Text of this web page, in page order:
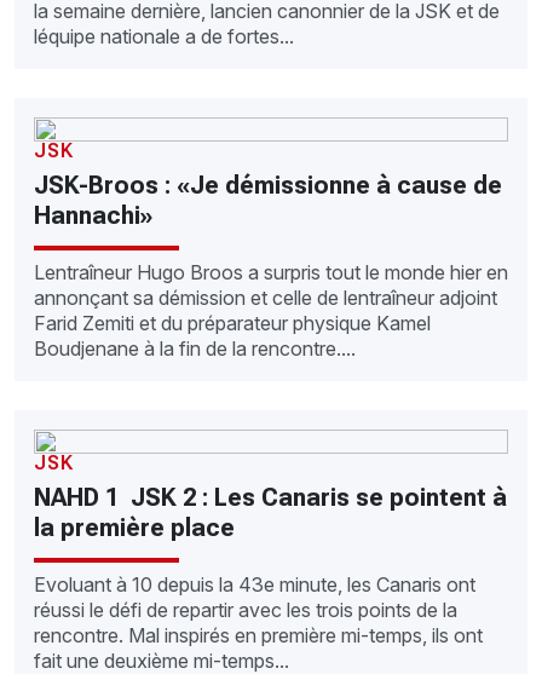
la semaine dernière, lancien canonnier de la JSK et de
léquipe nationale a de fortes...
JSK
JSK-Broos : «Je démissionne à cause de
Hannachi»
Lentraîneur Hugo Broos a surpris tout le monde hier en
annonçant sa démission et celle de lentraîneur adjoint
Farid Zemiti et du préparateur physique Kamel
Boudjenane à la fin de la rencontre....
JSK
NAHD 1  JSK 2 : Les Canaris se pointent à
la première place
Evoluant à 10 depuis la 43e minute, les Canaris ont
réussi le défi de repartir avec les trois points de la
rencontre. Mal inspirés en première mi-temps, ils ont
fait une deuxième mi-temps...